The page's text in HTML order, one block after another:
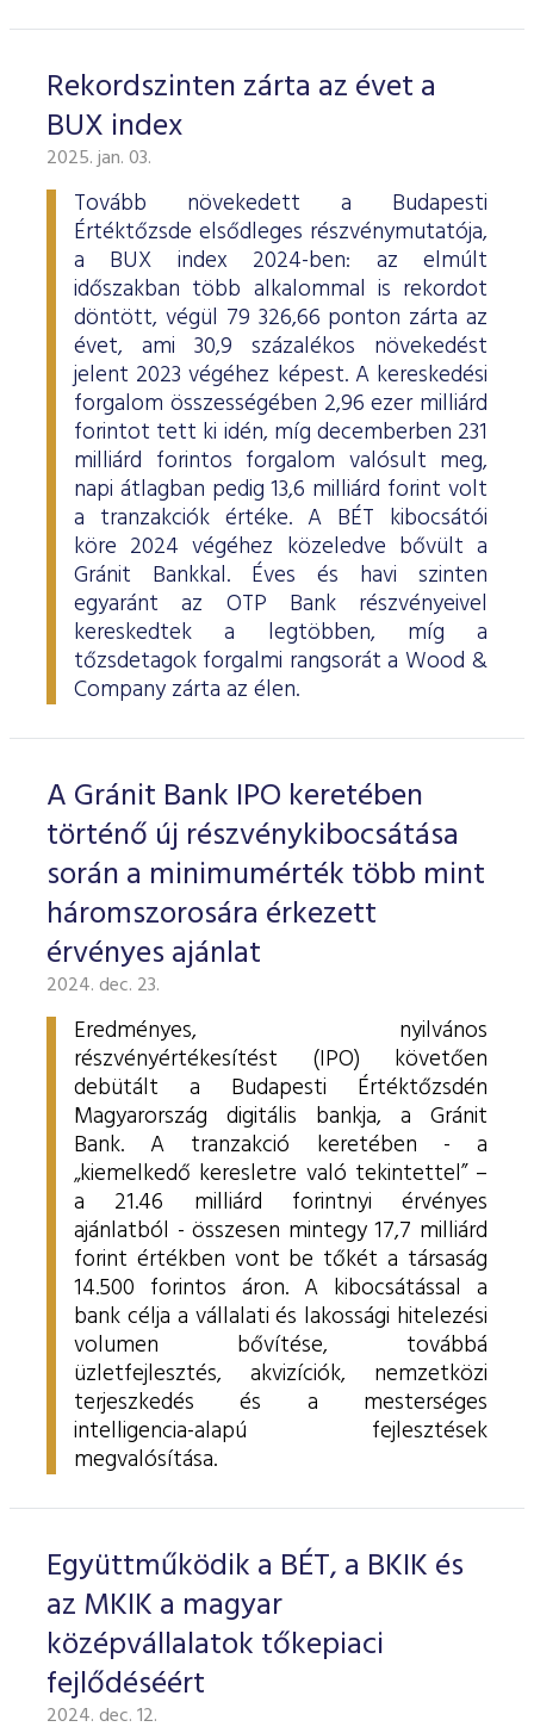
Rekordszinten zárta az évet a
BUX index
2025. jan. 03.
Tovább növekedett a Budapesti
Értéktőzsde elsődleges részvénymutatója,
a BUX index 2024-ben: az elmúlt
időszakban több alkalommal is rekordot
döntött, végül 79 326,66 ponton zárta az
évet, ami 30,9 százalékos növekedést
jelent 2023 végéhez képest. A kereskedési
forgalom összességében 2,96 ezer milliárd
forintot tett ki idén, míg decemberben 231
milliárd forintos forgalom valósult meg,
napi átlagban pedig 13,6 milliárd forint volt
a tranzakciók értéke. A BÉT kibocsátói
köre 2024 végéhez közeledve bővült a
Gránit Bankkal. Éves és havi szinten
egyaránt az OTP Bank részvényeivel
kereskedtek a legtöbben, míg a
tőzsdetagok forgalmi rangsorát a Wood &
Company zárta az élen.
A Gránit Bank IPO keretében
történő új részvénykibocsátása
során a minimumérték több mint
háromszorosára érkezett
érvényes ajánlat
2024. dec. 23.
Eredményes, nyilvános
részvényértékesítést (IPO) követően
debütált a Budapesti Értéktőzsdén
Magyarország digitális bankja, a Gránit
Bank. A tranzakció keretében - a
„kiemelkedő keresletre való tekintettel” –
a 21.46 milliárd forintnyi érvényes
ajánlatból - összesen mintegy 17,7 milliárd
forint értékben vont be tőkét a társaság
14.500 forintos áron. A kibocsátással a
bank célja a vállalati és lakossági hitelezési
volumen bővítése, továbbá
üzletfejlesztés, akvizíciók, nemzetközi
terjeszkedés és a mesterséges
intelligencia-alapú fejlesztések
megvalósítása.
Együttműködik a BÉT, a BKIK és
az MKIK a magyar
középvállalatok tőkepiaci
fejlődéséért
2024. dec. 12.